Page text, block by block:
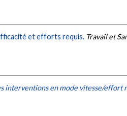
et efforts requis. Travail et
interventions en mode vitesse/effort